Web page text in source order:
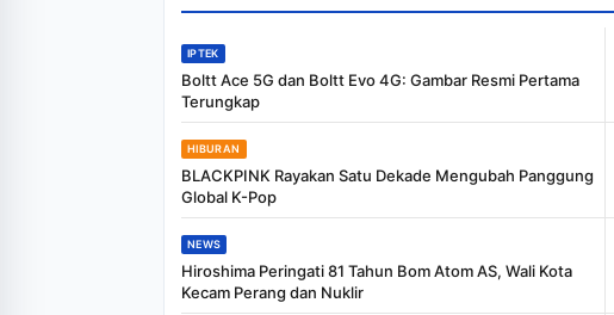
IPTEK
Boltt Ace 5G dan Boltt Evo 4G: Gambar Resmi Pertama
Terungkap
HIBURAN
BLACKPINK Rayakan Satu Dekade Mengubah Panggung
Global K-Pop
NEWS
Hiroshima Peringati 81 Tahun Bom Atom AS, Wali Kota
Kecam Perang dan Nuklir